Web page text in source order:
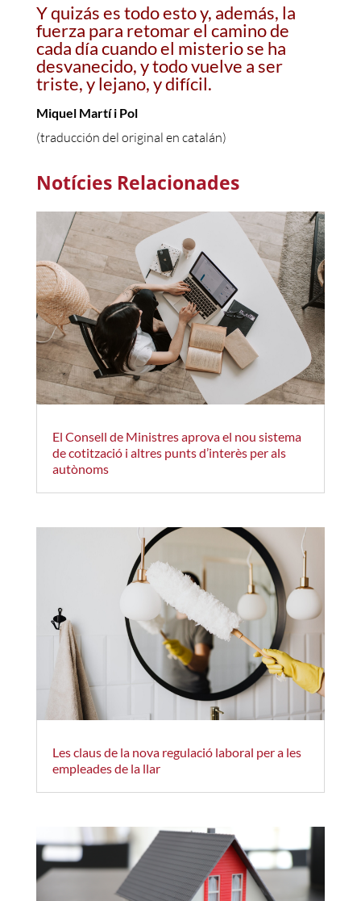
Y quizás es todo esto y, además, la
fuerza para retomar el camino de
cada día cuando el misterio se ha
desvanecido, y todo vuelve a ser
triste, y lejano, y difícil.
Miquel Martí i Pol
(traducción del original en catalán)
Notícies Relacionades
El Consell de Ministres aprova el nou sistema
de cotització i altres punts d’interès per als
autònoms
Les claus de la nova regulació laboral per a les
empleades de la llar